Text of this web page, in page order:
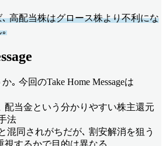
高配当株はグロース株より不利にな
｡
｡ 今回のTake Home Messageは
配当金という分かりやすい株主還元
法
混同されがちだが､ 割安解消を狙う
視するかで目的は異なる